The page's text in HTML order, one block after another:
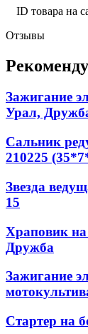
ID товара на
Отзывы
Зажигание
Урал,
Сальник
210225
Звезда
15
Храповик на
Дружба
Зажигание
Стартер на